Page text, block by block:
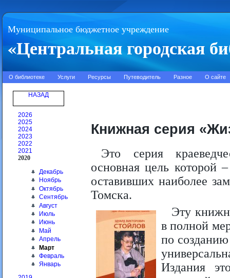
Муниципальное бюджетное учреждение
«Центральная городская
О библиотеке Услуги Ресурсы Путеводитель Разное О сайте
НАЗАД
2026
2025
2024
2023
2022
2021
2020
Декабрь
Ноябрь
Октябрь
Сентябрь
Август
Июль
Июнь
Май
Апрель
Март
Февраль
Январь
Книжная серия
Это серия
основная цель которой
оставивших наиболее
Томска.
Эту
в полной
по
Издания